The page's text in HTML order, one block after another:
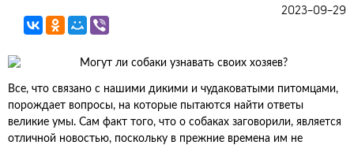
2023-09-29
Все, что связано с нашими дикими и чудаковатыми питомцами,
порождает вопросы, на которые пытаются найти ответы
великие умы. Сам факт того, что о собаках заговорили, является
отличной новостью, поскольку в прежние времена им не